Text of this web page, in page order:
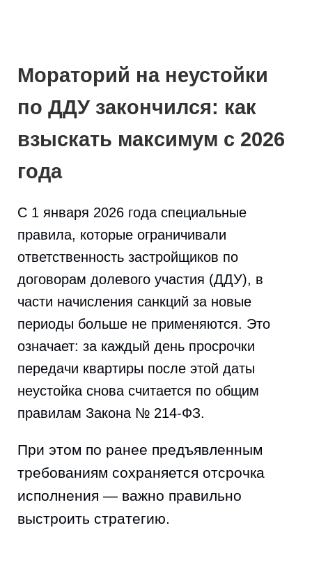
Мораторий на неустойки
по ДДУ закончился: как
взыскать максимум с 2026
года
С 1 января 2026 года специальные
правила, которые ограничивали
ответственность застройщиков по
договорам долевого участия (ДДУ), в
части начисления санкций за новые
периоды больше не применяются. Это
означает: за каждый день просрочки
передачи квартиры после этой даты
неустойка снова считается по общим
правилам Закона № 214‑ФЗ.
При этом по ранее предъявленным
требованиям сохраняется отсрочка
исполнения — важно правильно
выстроить стратегию.